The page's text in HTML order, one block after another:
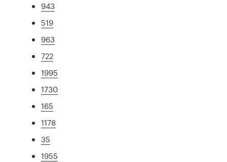
943
519
963
722
1995
1730
165
1178
35
1955